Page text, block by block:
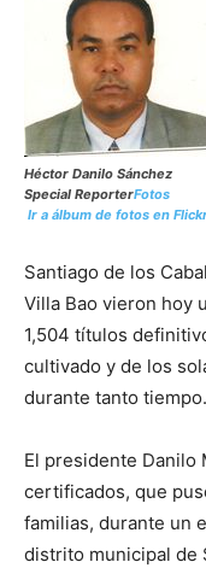
Héctor Danilo Sánchez
Special ReporterFotos
Ir a álbum de fotos en
Santiago de los
Villa Bao vieron hoy
1,504 títulos
cultivado y de los
durante tanto tiempo.
El presidente Danilo
certificados, que
familias, durante un
distrito municipal de